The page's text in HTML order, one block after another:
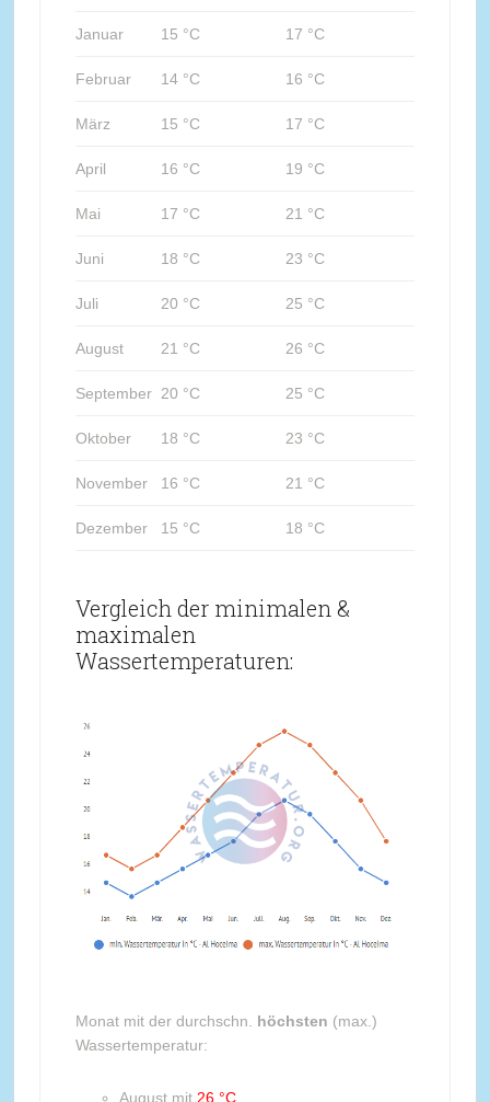
Januar 15 °C 17 °C
Februar 14 °C 16 °C
März 15 °C 17 °C
April 16 °C 19 °C
Mai 17 °C 21 °C
Juni 18 °C 23 °C
Juli 20 °C 25 °C
August 21 °C 26 °C
September 20 °C 25 °C
Oktober 18 °C 23 °C
November 16 °C 21 °C
Dezember 15 °C 18 °C
Vergleich der minimalen &
maximalen
Wassertemperaturen:
Monat mit der durchschn. höchsten (max.)
Wassertemperatur:
August mit 26 °C